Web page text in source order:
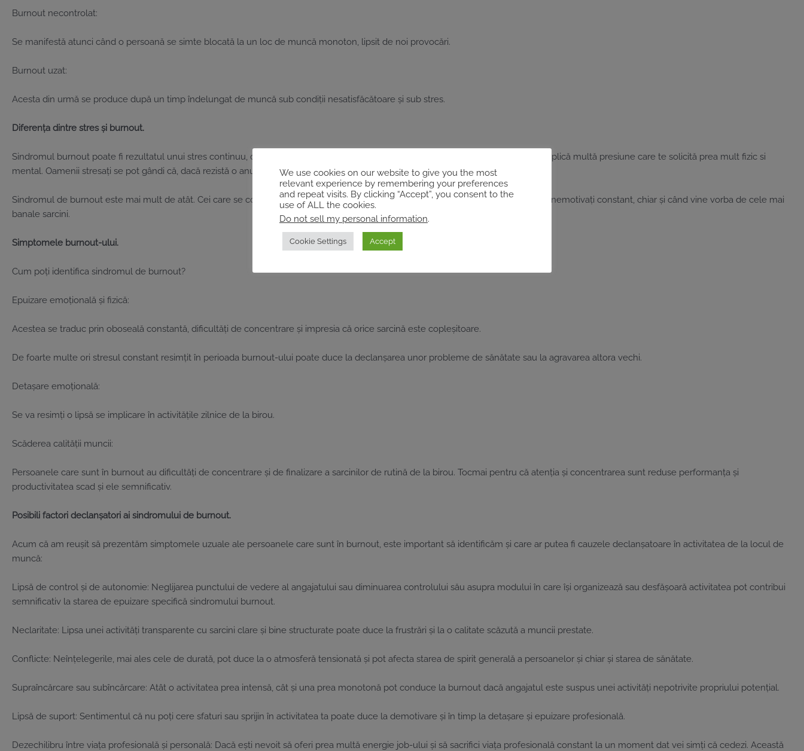
Burnout necontrolat:
Se manifestă atunci când o persoană se simte blocată la un loc de muncă monoton, lipsit de noi provocări.
Burnout uzat:
Acesta din urmă se produce după un timp îndelungat de muncă sub condiții nesatisfăcătoare și sub stres.
Diferența dintre stres și burnout.
Sindromul burnout poate fi rezultatul unui stres continuu, dar nu reprezintă același lucru cu stresul în excesiv. Stresul, în general, implică multă presiune care te solicită prea mult fizic si
mental. Oamenii stresați se pot gândi că, dacă rezistă o anumită perioadă în condițiile care le cauzează stres, se vor simți mai bine.
Sindromul de burnout este mai mult de atât. Cei care se confruntă cu acest fenomen profesional se simt epuizați (fizic și mental) si nemotivați constant, chiar și când vine vorba de cele mai
banale sarcini.
Simptomele burnout-ului.
Cum poți identifica sindromul de burnout?
Epuizare emoțională și fizică:
Acestea se traduc prin oboseală constantă, dificultăți de concentrare și impresia că orice sarcină este copleșitoare.
De foarte multe ori stresul constant resimțit în perioada burnout-ului poate duce la declanșarea unor probleme de sănătate sau la agravarea altora vechi.
Detașare emoțională:
Se va resimți o lipsă se implicare în activitățile zilnice de la birou.
Scăderea calității muncii:
Persoanele care sunt în burnout au dificultăți de concentrare și de finalizare a sarcinilor de rutină de la birou. Tocmai pentru că atenția și concentrarea sunt reduse performanța și
productivitatea scad și ele semnificativ.
Posibili factori declanșatori ai sindromului de burnout.
Acum că am reușit să prezentăm simptomele uzuale ale persoanele care sunt în burnout, este important să identificăm și care ar putea fi cauzele declanșatoare în activitatea de la locul de
muncă:
Lipsă de control și de autonomie: Neglijarea punctului de vedere al angajatului sau diminuarea controlului său asupra modului în care își organizează sau desfășoară activitatea pot contribui
semnificativ la starea de epuizare specifică sindromului burnout.
Neclaritate: Lipsa unei activități transparente cu sarcini clare și bine structurate poate duce la frustrări și la o calitate scăzută a muncii prestate.
Conflicte: Neînțelegerile, mai ales cele de durată, pot duce la o atmosferă tensionată și pot afecta starea de spirit generală a persoanelor și chiar și starea de sănătate.
Supraîncărcare sau subîncărcare: Atât o activitatea prea intensă, cât și una prea monotonă pot conduce la burnout dacă angajatul este suspus unei activități nepotrivite propriului potențial.
Lipsă de suport: Sentimentul că nu poți cere sfaturi sau sprijin în activitatea ta poate duce la demotivare și în timp la detașare și epuizare profesională.
Dezechilibru între viața profesională și personală: Dacă ești nevoit să oferi prea multă energie job-ului și să sacrifici viața profesională constant la un moment dat vei simți că cedezi. Această
We use cookies on our website to give you the most
relevant experience by remembering your preferences
and repeat visits. By clicking “Accept”, you consent to the
use of ALL the cookies.
Do not sell my personal information.
Cookie Settings Accept